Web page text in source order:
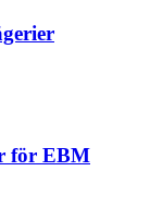
för EBM